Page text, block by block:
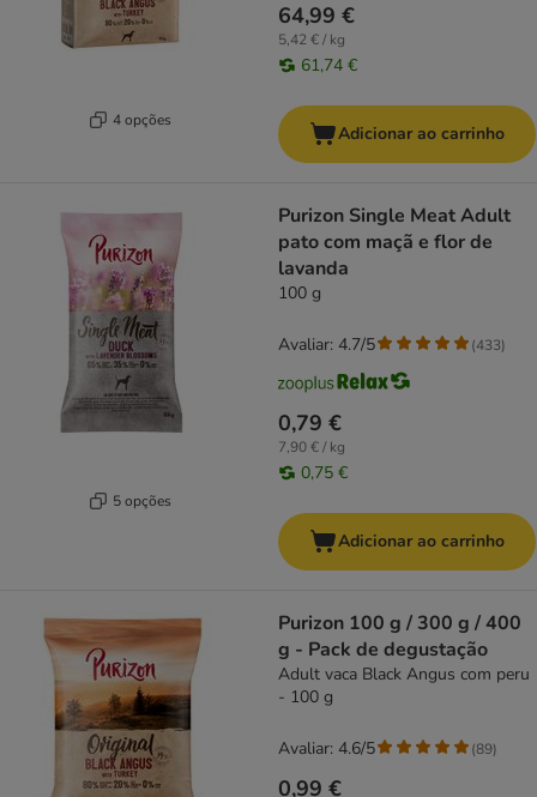
4 opções
64,99 €
5,42 € / kg
61,74 €
Adicionar ao carrinho
5 opções
Purizon Single Meat Adult
pato com maçã e flor de
lavanda
100 g
0,79 €
7,90 € / kg
0,75 €
Avaliar: 4.7/5 (433)
Adicionar ao carrinho
Purizon 100 g / 300 g / 400
g - Pack de degustação
Adult vaca Black Angus com peru
- 100 g
0,99 €
Avaliar: 4.6/5 (89)